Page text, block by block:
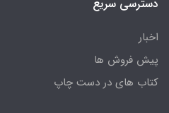
دسترسی سریع
اخبار
پیش فروش ها
کتاب های در دست چاپ